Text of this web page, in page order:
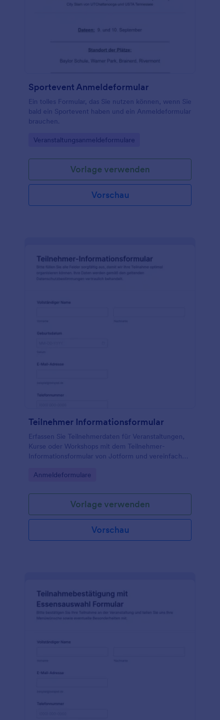
Sportevent Anmeldeformular
Ein tolles Formular, das Sie nutzen können, wenn Sie
bald ein Sportevent haben und ein Anmeldeformular
brauchen.
Go to Category:
Veranstaltungsanmeldeformulare
Vorlage verwenden
Vorschau
Teilnehmer Informationsformular
Erfassen Sie Teilnehmerdaten für Veranstaltungen,
Kurse oder Workshops mit dem Teilnehmer-
Informationsformular von Jotform und vereinfachen
Organisation und dokumentierter Einwilligung.
Go to Category:
Anmeldeformulare
Vorlage verwenden
Vorschau